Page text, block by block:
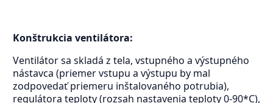
Konštrukcia ventilátora:
Ventilátor sa skladá z tela, vstupného a výstupného
nástavca (priemer vstupu a výstupu by mal
zodpovedať priemeru inštalovaného potrubia),
regulátora teploty (rozsah nastavenia teploty 0-90*C),